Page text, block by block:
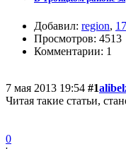
Добавил: region,
Просмотров: 4513
Комментарии: 1
7 мая 2013 19:54 #1
Читая такие статьи,
0